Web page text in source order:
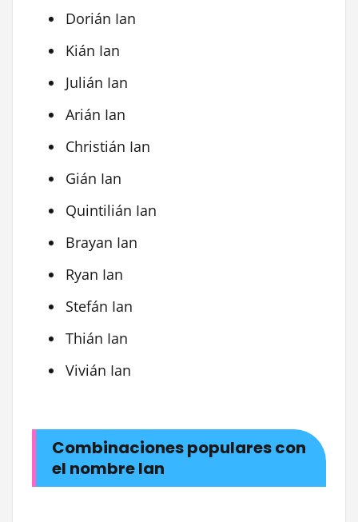
Dorián Ian
Kián Ian
Julián Ian
Arián Ian
Christián Ian
Gián Ian
Quintilián Ian
Brayan Ian
Ryan Ian
Stefán Ian
Thián Ian
Vivián Ian
Combinaciones populares con
el nombre Ian